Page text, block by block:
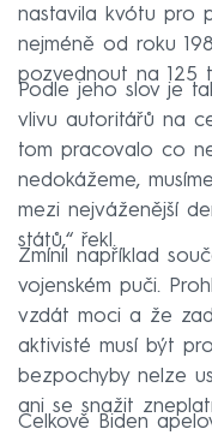
nastavila kvótu pro
nejméně od roku
pozvednout na 125
Podle jeho slov je
vlivu autoritářů na
tom pracovalo co
nedokážeme,
mezi nejváženější
států,“ řekl.
Zmínil například
vojenském puči.
vzdát moci a že
aktivisté musí být
bezpochyby nelze
ani se snažit
Celkově Biden